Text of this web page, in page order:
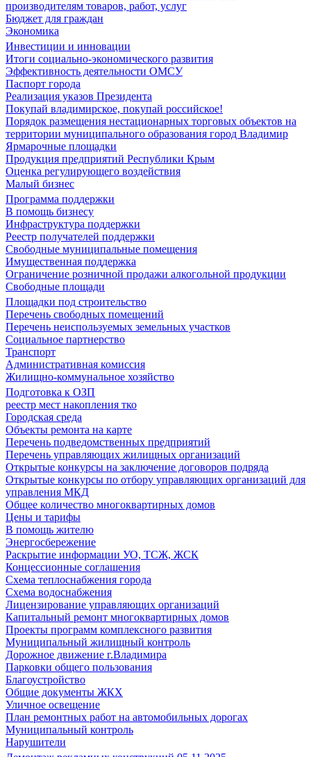
производителям товаров, работ, услуг
Бюджет для граждан
Экономика
Инвестиции и инновации
Итоги социально-экономического развития
Эффективность деятельности ОМСУ
Паспорт города
Реализация указов Президента
Покупай владимирское, покупай российское!
Порядок размещения нестационарных торговых объектов на
территории муниципального образования город Владимир
Ярмарочные площадки
Продукция предприятий Республики Крым
Оценка регулирующего воздействия
Малый бизнес
Программа поддержки
В помощь бизнесу
Инфраструктура поддержки
Реестр получателей поддержки
Свободные муниципальные помещения
Имущественная поддержка
Ограничение розничной продажи алкогольной продукции
Свободные площади
Площадки под строительство
Перечень свободных помещений
Перечень неиспользуемых земельных участков
Социальное партнерство
Транспорт
Административная комиссия
Жилищно-коммунальное хозяйство
Подготовка к ОЗП
реестр мест накопления тко
Городская среда
Объекты ремонта на карте
Перечень подведомственных предприятий
Перечень управляющих жилищных организаций
Открытые конкурсы на заключение договоров подряда
Открытые конкурсы по отбору управляющих организаций для
управления МКД
Общее количество многоквартирных домов
Цены и тарифы
В помощь жителю
Энергосбережение
Раскрытие информации УО, ТСЖ, ЖСК
Концессионные соглашения
Схема теплоснабжения города
Схема водоснабжения
Лицензирование управляющих организаций
Капитальный ремонт многоквартирных домов
Проекты программ комплексного развития
Муниципальный жилищный контроль
Дорожное движение г.Владимира
Парковки общего пользования
Благоустройство
Общие документы ЖКХ
Уличное освещение
План ремонтных работ на автомобильных дорогах
Муниципальный контроль
Нарушители